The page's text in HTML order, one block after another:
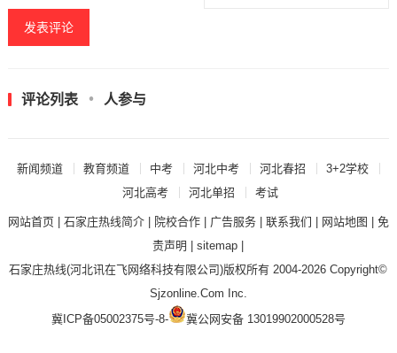
评论列表 人参与
新闻频道 教育频道 中考 河北中考 河北春招
3+2学校
河北高考
河北单招 考试
网站首页| 石家庄热线简介| 院校合作| 广告服务| 联系我们 网站地图
免
责声明
|sitemap
石家庄热线(河北讯在飞网络科技有限公司)版权所有 2004-2026 Copyright©
Sjzonline.Com Inc.
冀ICP备05002375号-8- 冀公网安备 13019902000528号